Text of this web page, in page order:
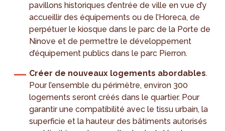
pavillons historiques d’entrée de ville en vue d’y
accueillir des équipements ou de l’Horeca, de
perpétuer le kiosque dans le parc de la Porte de
Ninove et de permettre le développement
d’équipement publics dans le parc Pierron.
Créer de nouveaux logements abordables.
Pour l’ensemble du périmètre, environ 300
logements seront créés dans le quartier. Pour
garantir une compatibilité avec le tissu urbain, la
superficie et la hauteur des bâtiments autorisés